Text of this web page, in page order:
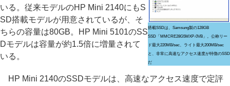
搭載SSDは、Samsung製の128GB
SSD「MMCRE28G5MXP-0VB」。公称リー
ド最大220MB/sec、ライト最大200MB/sec
と、非常に高速なアクセス速度が特徴のSSD
だ
いる。従来モデルのHP Mini 2140にもS
SD搭載モデルが用意されているが、そ
ちらの容量は80GB。HP Mini 5101のSS
Dモデルは容量が約1.5倍に増量されて
いる。
HP Mini 2140のSSDモデルは、高速なアクセス速度で定評